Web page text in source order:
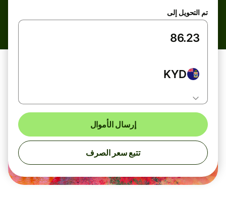
تم التحويل إلى
KYD
إرسال الأموال
تتبع سعر الصرف